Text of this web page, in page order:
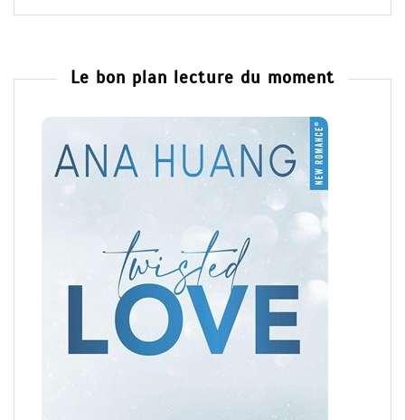
Le bon plan lecture du moment